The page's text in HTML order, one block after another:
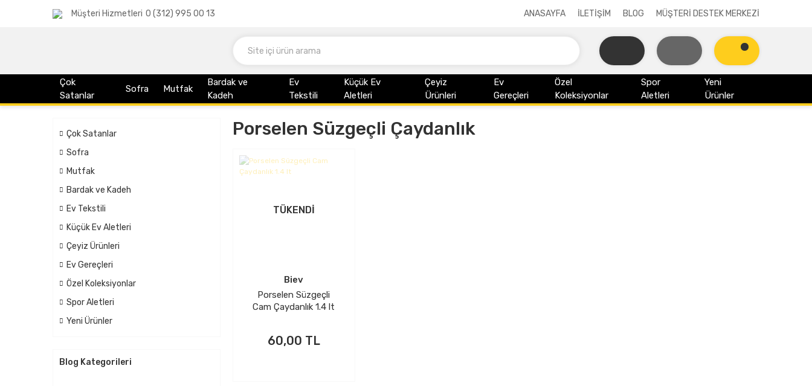
Müşteri Hizmetleri 0 (312) 995 00 13 ANASAYFA İLETİŞİM BLOG MÜŞTERİ DESTEK MERKEZİ
Çok
Satanlar
Sofra Mutfak
Bardak ve
Kadeh
Ev
Tekstili
Küçük Ev
Aletleri
Çeyiz
Ürünleri
Ev
Gereçleri
Özel
Koleksiyonlar
Spor
Aletleri
Yeni
Ürünler
Çok Satanlar
Sofra
Mutfak
Bardak ve Kadeh
Ev Tekstili
Küçük Ev Aletleri
Çeyiz Ürünleri
Ev Gereçleri
Özel Koleksiyonlar
Spor Aletleri
Yeni Ürünler
Blog Kategorileri
Porselen Süzgeçli Çaydanlık
TÜKENDİ
Biev
Porselen Süzgeçli
Cam Çaydanlık 1.4 lt
60,00 TL